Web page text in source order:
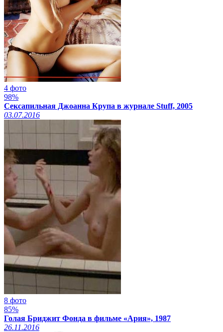
4 фото
98%
Сексапильная Джоанна Крупа в журнале Stuff, 2005
03.07.2016
8 фото
85%
Голая Бриджит Фонда в фильме «Ария», 1987
26.11.2016